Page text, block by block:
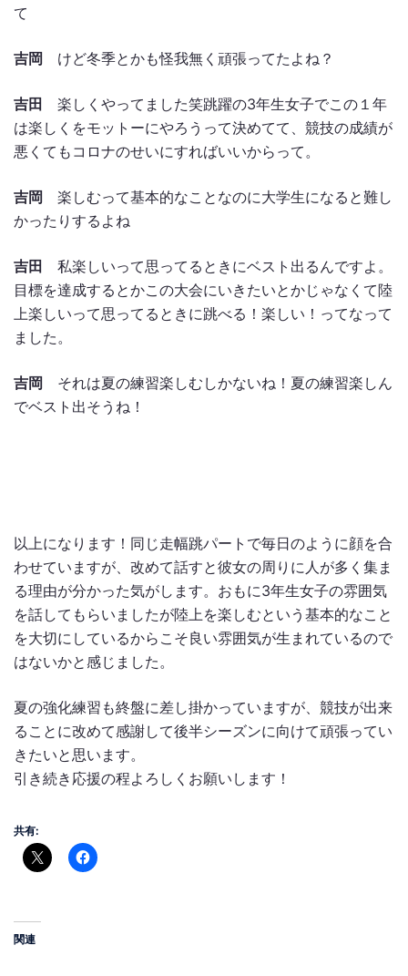
て
吉岡 けど冬季とかも怪我無く頑張ってたよね？
吉田 楽しくやってました笑跳躍の3年生女子でこの１年
は楽しくをモットーにやろうって決めてて、競技の成績が
悪くてもコロナのせいにすればいいからって。
吉岡 楽しむって基本的なことなのに大学生になると難し
かったりするよね
吉田 私楽しいって思ってるときにベスト出るんですよ。
目標を達成するとかこの大会にいきたいとかじゃなくて陸
上楽しいって思ってるときに跳べる！楽しい！ってなって
ました。
吉岡 それは夏の練習楽しむしかないね！夏の練習楽しん
でベスト出そうね！
以上になります！同じ走幅跳パートで毎日のように顔を合
わせていますが、改めて話すと彼女の周りに人が多く集ま
る理由が分かった気がします。おもに3年生女子の雰囲気
を話してもらいましたが陸上を楽しむという基本的なこと
を大切にしているからこそ良い雰囲気が生まれているので
はないかと感じました。
夏の強化練習も終盤に差し掛かっていますが、競技が出来
ることに改めて感謝して後半シーズンに向けて頑張ってい
きたいと思います。
引き続き応援の程よろしくお願いします！
共有:
関連